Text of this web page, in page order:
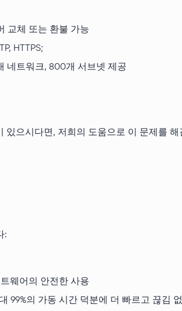
교체 또는 환불 가능
HTTPS;
네트워크, 800개 서브넷 제공
있으시다면, 저희의 도움으로 이 문제를
:
웨어의 안전한 사용
99%의 가동 시간 덕분에 더 빠르고 끊김